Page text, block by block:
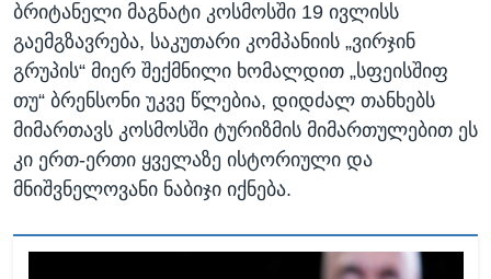
ბრიტანელი მაგნატი კოსმოსში 19 ივლისს
გაემგზავრება, საკუთარი კომპანიის „ვირჯინ
გრუპის“ მიერ შექმნილი ხომალდით „სფეისშიფ
თუ“ ბრენსონი უკვე წლებია, დიდძალ თანხებს
მიმართავს კოსმოსში ტურიზმის მიმართულებით ეს
კი ერთ-ერთი ყველაზე ისტორიული და
მნიშვნელოვანი ნაბიჯი იქნება.